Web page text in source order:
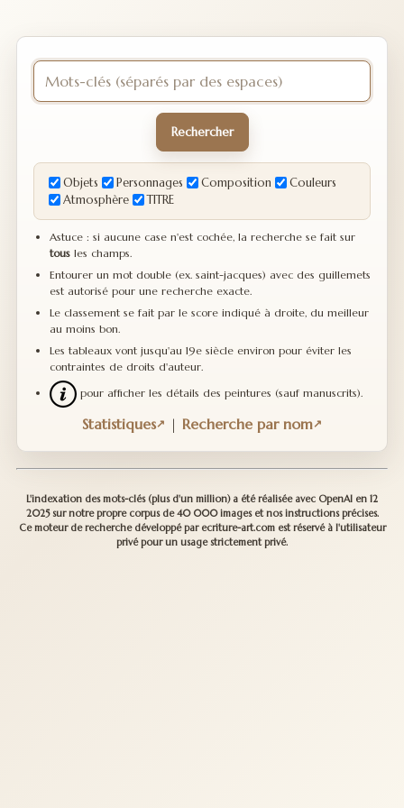
Rechercher
Objets Personnages Composition
Couleurs
Atmosphère
TITRE
Astuce : si aucune case n'est cochée, la recherche se fait sur
tous les champs.
Entourer un mot double (ex. saint-jacques) avec des guillemets
est autorisé pour une recherche exacte.
Le classement se fait par le score indiqué à droite, du meilleur
au moins bon.
Les tableaux vont jusqu'au 19e siècle environ pour éviter les
contraintes de droits d'auteur.
pour afficher les détails des peintures (sauf manuscrits).
Statistiques | Recherche par nom
L'indexation des mots-clés (plus d'un million) a été réalisée avec OpenAI en 12
2025 sur notre propre corpus de 40 000 images et nos instructions précises.
Ce moteur de recherche développé par ecriture-art.com est réservé à l'utilisateur
privé pour un usage strictement privé.